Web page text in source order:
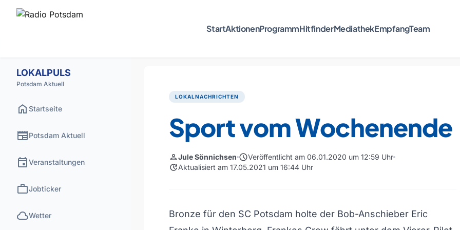
StartAktionenProgrammHitfinderMediathekEmpfangTeam
LOKALPULS
Potsdam Aktuell
home Startseite
newspaperPotsdam Aktuell
eventVeranstaltungen
workJobticker
cloudWetter
LOKALNACHRICHTEN
Sport vom Wochenende
personJule Sönnichsen scheduleVeröffentlicht am 06.01.2020 um 12:59 Uhr
updateAktualisiert am 17.05.2021 um 16:44 Uhr
Bronze für den SC Potsdam holte der Bob-Anschieber Eric